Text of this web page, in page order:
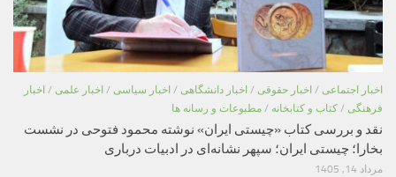
اخبار اجتماعی / اخبار حقوقی / اخبار دانشگاهی / اخبار سیاسی / اخبار علمی / اخبار
فرهنگی / کتاب و کتابخانه / مطبوعات و رسانه ها
نقد و بررسی کتاب «چیستی ایران» نوشته محمود فتوحی در نشست
بخارا؛ چیستی ایران؛ سپهر نشانه‌ای در ادبیات درباری
مرداد 14, 1405